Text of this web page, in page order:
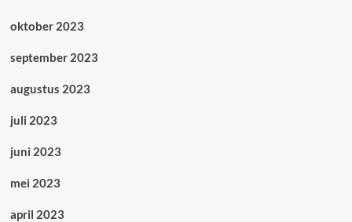
oktober 2023
september 2023
augustus 2023
juli 2023
juni 2023
mei 2023
april 2023